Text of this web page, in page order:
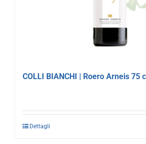
COLLI BIANCHI | Roero Arneis 75
Dettagli